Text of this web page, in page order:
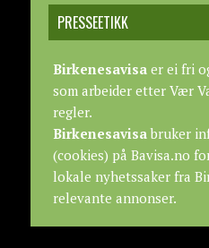
PRESSEETIKK
Birkenesavisaer ei fri
som arbeider etter Vær
regler.
Birkenesavisabruker
(cookies) på Bavisa.no
lokale nyhetssaker fra
relevante annonser.